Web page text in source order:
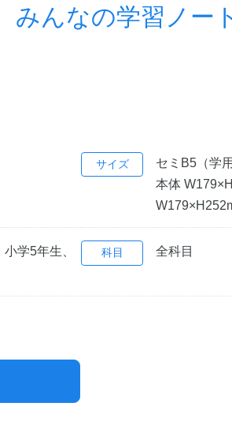
んなの学習ノー
サイズ
セミB5（学
本体
学5年生、
科目 全科目